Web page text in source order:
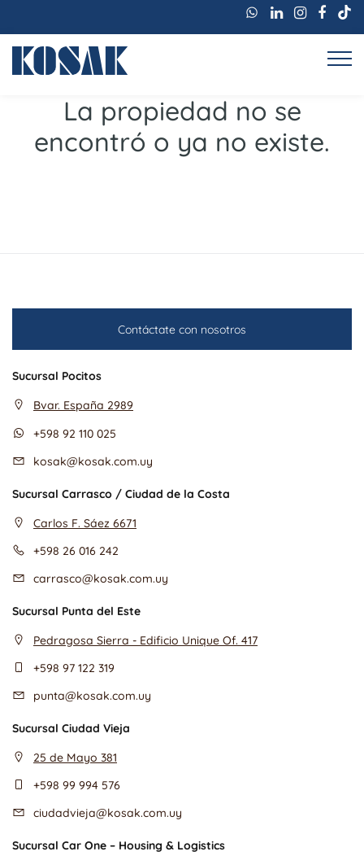
La propiedad no se
encontró o ya no existe.
Contáctate con nosotros
Sucursal Pocitos
Bvar. España 2989
+598 92 110 025
kosak@kosak.com.uy
Sucursal Carrasco / Ciudad de la Costa
Carlos F. Sáez 6671
+598 26 016 242
carrasco@kosak.com.uy
Sucursal Punta del Este
Pedragosa Sierra - Edificio Unique Of. 417
+598 97 122 319
punta@kosak.com.uy
Sucursal Ciudad Vieja
25 de Mayo 381
+598 99 994 576
ciudadvieja@kosak.com.uy
Sucursal Car One – Housing & Logistics